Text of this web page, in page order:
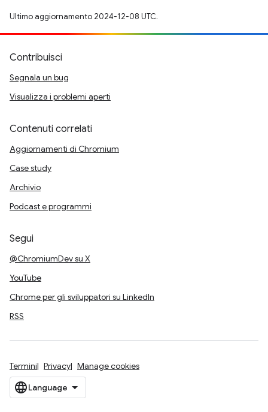
Ultimo aggiornamento 2024-12-08 UTC.
Contribuisci
Segnala un bug
Visualizza i problemi aperti
Contenuti correlati
Aggiornamenti di Chromium
Case study
Archivio
Podcast e programmi
Segui
@ChromiumDev su X
YouTube
Chrome per gli sviluppatori su LinkedIn
RSS
Termini Privacy Manage cookies